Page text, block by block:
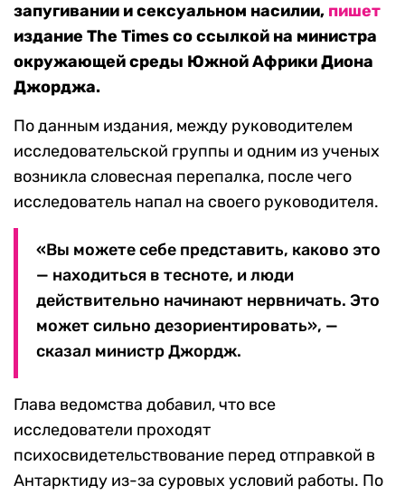
запугивании и сексуальном насилии, пишет
издание The Times со ссылкой на министра
окружающей среды Южной Африки Диона
Джорджа.
По данным издания, между руководителем
исследовательской группы и одним из ученых
возникла словесная перепалка, после чего
исследователь напал на своего руководителя.
«Вы можете себе представить, каково это
— находиться в тесноте, и люди
действительно начинают нервничать. Это
может сильно дезориентировать», —
сказал министр Джордж.
Глава ведомства добавил, что все
исследователи проходят
психосвидетельствование перед отправкой в
Антарктиду из-за суровых условий работы. По